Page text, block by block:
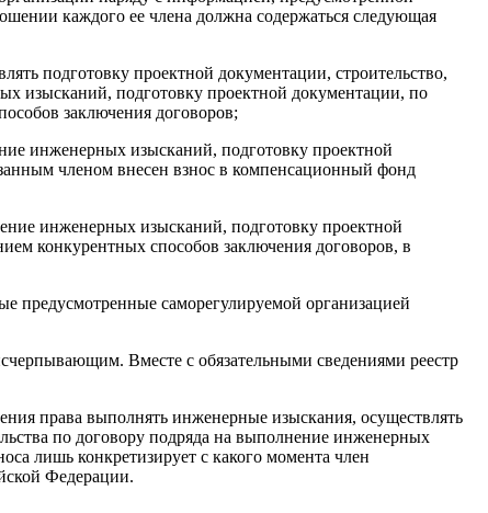
каждого ее члена должна содержаться следующая
подготовку проектной документации, строительство,
изысканий, подготовку проектной документации, по
заключения договоров;
инженерных изысканий, подготовку проектной
членом внесен взнос в компенсационный фонд
инженерных изысканий, подготовку проектной
конкурентных способов заключения договоров, в
предусмотренные саморегулируемой организацией
Вместе с обязательными сведениями реестр
права выполнять инженерные изыскания, осуществлять
по договору подряда на выполнение инженерных
лишь конкретизирует с какого момента член
Федерации.